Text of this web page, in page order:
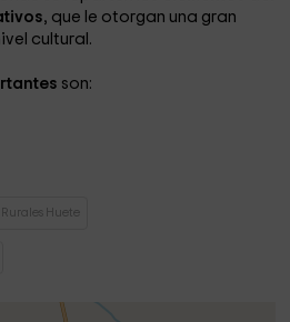
, que le otorgan una gran
cultural.
son:
Rurales Huete